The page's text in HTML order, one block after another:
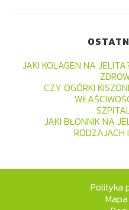
JAKI KOLAGEN NA
CZY OGÓRKI
JAKI BŁONNIK NA
RODZAJACH
Polityka